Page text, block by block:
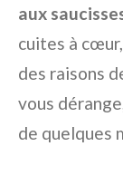
aux
cuites à
des raisons
vous
de quelques